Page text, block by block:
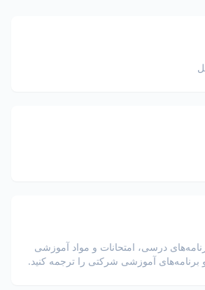
درسی، امتحانات و مواد آموزشی
برنامه‌های آموزشی شرکتی را ترجمه کنید.